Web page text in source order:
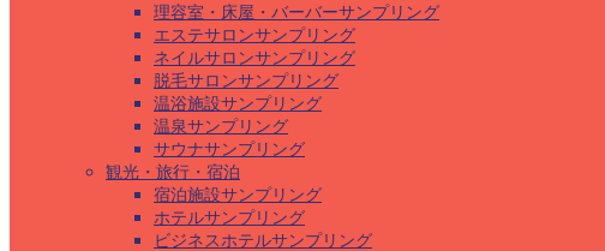
理容室・床屋・バーバーサンプリング
エステサロンサンプリング
ネイルサロンサンプリング
脱毛サロンサンプリング
温浴施設サンプリング
温泉サンプリング
サウナサンプリング
観光・旅行・宿泊
宿泊施設サンプリング
ホテルサンプリング
ビジネスホテルサンプリング